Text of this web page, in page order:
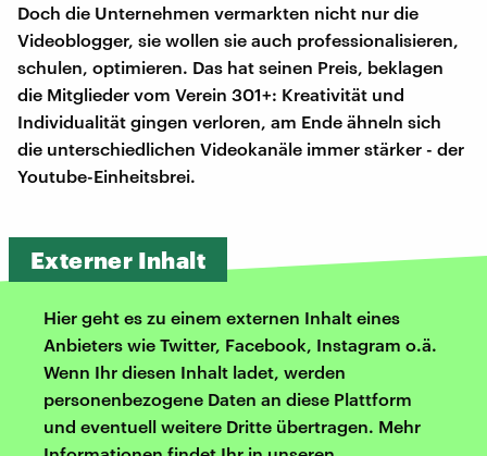
Doch die Unternehmen vermarkten nicht nur die
Videoblogger, sie wollen sie auch professionalisieren,
schulen, optimieren. Das hat seinen Preis, beklagen
die Mitglieder vom Verein 301+: Kreativität und
Individualität gingen verloren, am Ende ähneln sich
die unterschiedlichen Videokanäle immer stärker - der
Youtube-Einheitsbrei.
Externer Inhalt
Hier geht es zu einem externen Inhalt eines
Anbieters wie Twitter, Facebook, Instagram o.ä.
Wenn Ihr diesen Inhalt ladet, werden
personenbezogene Daten an diese Plattform
und eventuell weitere Dritte übertragen. Mehr